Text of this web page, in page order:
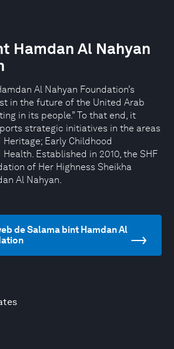
Hamdan Al Nahyan
Al Nahyan Foundation’s
in the future of the United Arab
in its people.” To that end, it
strategic initiatives in the areas
Early Childhood
Established in 2010, the SHF
of Her Highness Sheikha
Al Nahyan.
de Salama bint Hamdan Al